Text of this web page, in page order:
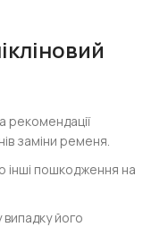
рекомендації
заміни ременя.
інші пошкодження на
його